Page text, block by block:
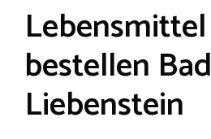
bestellen Bad
Liebenstein